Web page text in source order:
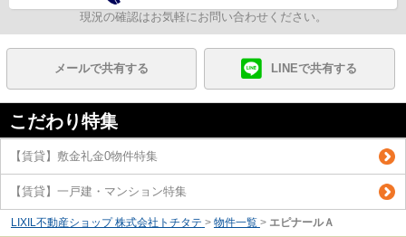
現況の確認はお気軽にお問い合わせください。
メールで共有する LINEで共有する
こだわり特集
【賃貸】敷金礼金0物件特集
【賃貸】一戸建・マンション特集
LIXIL不動産ショップ 株式会社トチタテ > 物件一覧 > エピナールＡ